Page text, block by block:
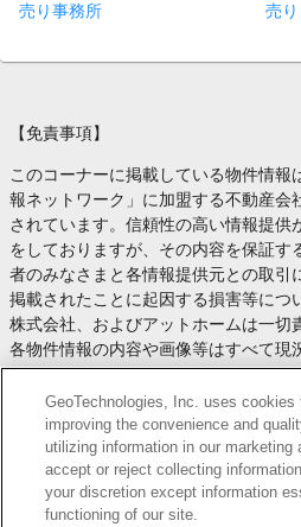
売り事務所 売
【免責事項】
このコーナーに掲載している物件情報
報ネットワーク」に加盟する不動産会
されています。信頼性の高い情報提供
をしておりますが、その内容を保証す
者のみなさまと各情報提供元との取引
掲載されたことに起因する損害等につ
株式会社、およびアットホームは一切
各物件情報の内容や画像等はすべて現
す。
お取引等（お取引の準備、資金調達等
や契約条件等について、 各情報提供
身でご確認の上、判断してください。
このコーナーへの物件情報のご掲載、
ョン等についての不動産会社様のお問
GeoTechnologies, Inc. uses cookies
improving the convenience and
utilizing information in our marketing
accept or reject collecting
your discretion except information
functioning of our site.